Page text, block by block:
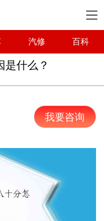
汽修 百科
是什么？
我要咨询